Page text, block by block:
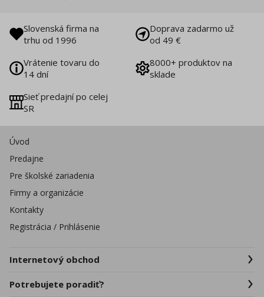
Slovenská firma na
trhu od 1996
Doprava zadarmo už
od 49 €
Vrátenie tovaru do
14 dní
8000+ produktov na
sklade
Sieť predajní po celej
SR
Úvod
Predajne
Pre školské zariadenia
Firmy a organizácie
Kontakty
Registrácia / Prihlásenie
Internetový obchod
Potrebujete poradiť?